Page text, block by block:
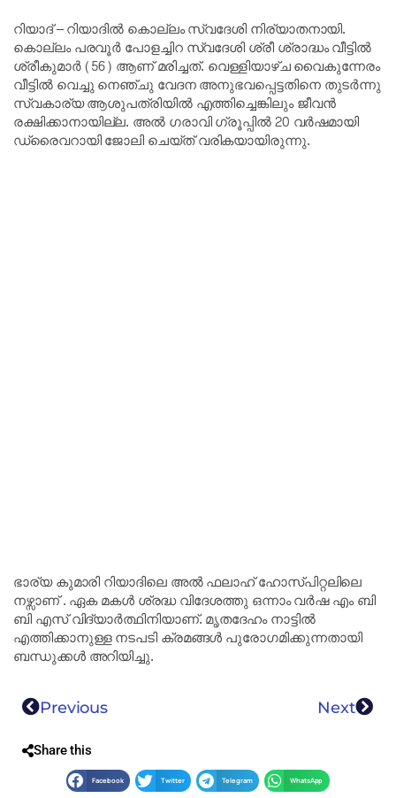
റിയാദ് – റിയാദിൽ കൊല്ലം സ്വദേശി നിര്യാതനായി.
കൊല്ലം പരവൂർ പോളച്ചിറ സ്വദേശി ശ്രീ ശ്രാദ്ധം വീട്ടിൽ
ശ്രീകുമാർ (56) ആണ് മരിച്ചത്. വെള്ളിയാഴ്ച വൈകുന്നേരം
വീട്ടിൽ വെച്ചു നെഞ്ചു വേദന അനുഭവപ്പെട്ടതിനെ തുടർന്നു
സ്വകാര്യ ആശുപത്രിയിൽ എത്തിച്ചെങ്കിലും ജീവൻ
രക്ഷിക്കാനായില്ല. അൽ ഗരാവി ഗ്രൂപ്പിൽ 20 വർഷമായി
ഡ്രൈവറായി ജോലി ചെയ്ത് വരികയായിരുന്നു.
ഭാര്യ കുമാരി റിയാദിലെ അൽ ഫലാഹ് ഹോസ്പിറ്റലിലെ
നഴ്സാണ് . ഏക മകൾ ശ്രദ്ധ വിദേശത്തു ഒന്നാം വർഷ എം ബി
ബി എസ് വിദ്യാർത്ഥിനിയാണ്. മൃതദേഹം നാട്ടിൽ
എത്തിക്കാനുള്ള നടപടി ക്രമങ്ങൾ പുരോഗമിക്കുന്നതായി
ബന്ധുക്കൾ അറിയിച്ചു.
Previous Next
Share this
Facebook Twitter Telegram WhatsApp